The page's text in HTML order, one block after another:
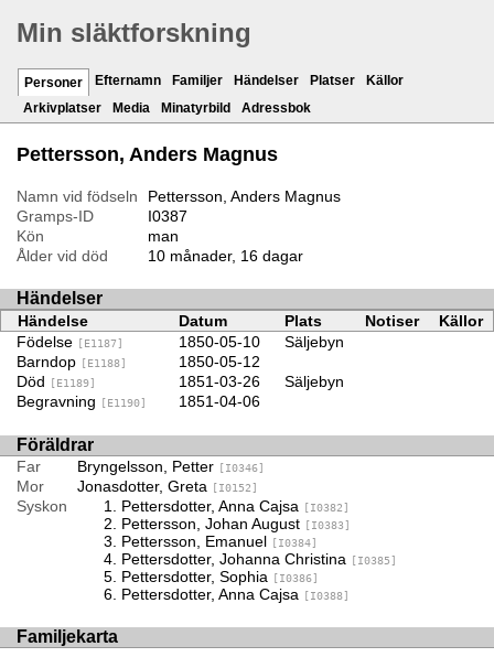
Min släktforskning
Personer Efternamn Familjer Händelser Platser
Källor
Arkivplatser
Media Minatyrbild Adressbok
Pettersson, Anders Magnus
Namn vid födseln
Pettersson, Anders Magnus
Gramps-ID
I0387
Kön
man
Ålder vid död
10 månader, 16 dagar
Händelser
Händelse Datum Plats Notiser
Källor
Födelse
[E1187] 1850-05-10
Säljebyn
Barndop
[E1188]
1850-05-12
Död
[E1189] 1851-03-26
Säljebyn
Begravning
[E1190] 1851-04-06
Föräldrar
Far Bryngelsson, Petter [I0346]
Mor Jonasdotter, Greta [I0152]
Syskon Pettersdotter, Anna Cajsa [I0382]
Pettersson, Johan August [I0383]
Pettersson, Emanuel [I0384]
Pettersdotter, Johanna Christina [I0385]
Pettersdotter, Sophia [I0386]
Pettersdotter, Anna Cajsa [I0388]
Familjekarta